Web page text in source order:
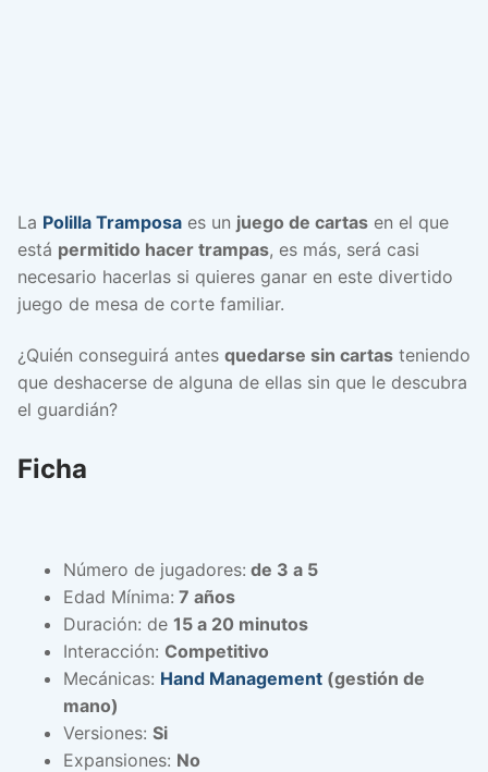
La Polilla Tramposa es un juego de cartas en el que
está permitido hacer trampas, es más, será casi
necesario hacerlas si quieres ganar en este divertido
juego de mesa de corte familiar.
¿Quién conseguirá antes quedarse sin cartas teniendo
que deshacerse de alguna de ellas sin que le descubra
el guardián?
Ficha
Número de jugadores: de 3 a 5
Edad Mínima: 7 años
Duración: de 15 a 20 minutos
Interacción: Competitivo
Mecánicas: Hand Management(gestión de
mano)
Versiones: Si
Expansiones: No